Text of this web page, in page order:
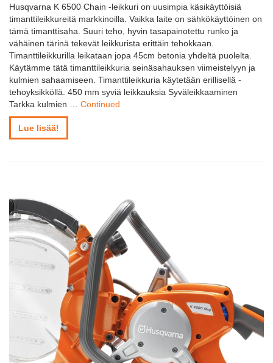
Husqvarna K 6500 Chain -leikkuri on uusimpia käsikäyttöisiä
timanttileikkureitä markkinoilla. Vaikka laite on sähkökäyttöinen on
tämä timanttisaha. Suuri teho, hyvin tasapainotettu runko ja
vähäinen tärinä tekevät leikkurista erittäin tehokkaan.
Timanttileikkurilla leikataan jopa 45cm betonia yhdeltä puolelta.
Käytämme tätä timanttileikkuria seinäsahauksen viimeistelyyn ja
kulmien sahaamiseen. Timanttileikkuria käytetään erillisellä -
tehoyksikköllä. 450 mm syviä leikkauksia Syväleikkaaminen
Tarkka kulmien … Continued
Lue lisää!